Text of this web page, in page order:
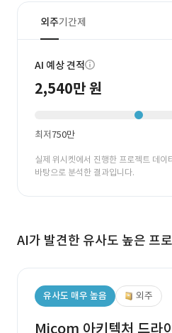
외주기간제
AI 예상 견적
2,540만 원
최저750만
실제 위시켓에서 진행한 프로젝트 데이
바탕으로 분석한 결과입니다.
AI가 발견한 유사도 높은 프
유사도 매우 높음 외주
Micom 아키텍처 드라